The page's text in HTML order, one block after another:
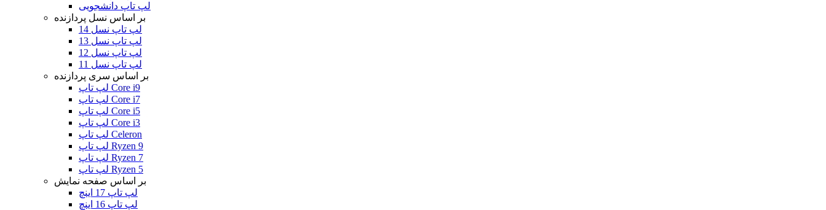
لپ تاپ دانشجویی
بر اساس نسل پردازنده
لپ تاپ نسل 14
لپ تاپ نسل 13
لپ تاپ نسل 12
لپ تاپ نسل 11
بر اساس سری پردازنده
لپ تاپ Core i9
لپ تاپ Core i7
لپ تاپ Core i5
لپ تاپ Core i3
لپ تاپ Celeron
لپ تاپ Ryzen 9
لپ تاپ Ryzen 7
لپ تاپ Ryzen 5
بر اساس صفحه نمایش
لپ تاپ 17 اینچ
لپ تاپ 16 اینچ